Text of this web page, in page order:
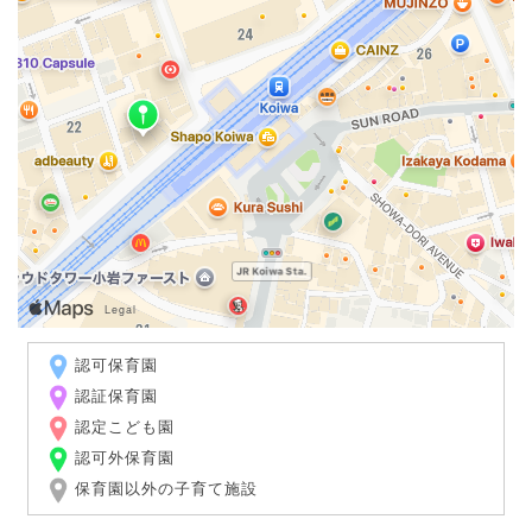
認可保育園
認証保育園
認定こども園
認可外保育園
保育園以外の子育て施設